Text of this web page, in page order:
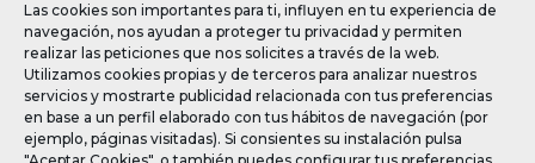
Las cookies son importantes para ti, influyen en tu experiencia de
navegación, nos ayudan a proteger tu privacidad y permiten
realizar las peticiones que nos solicites a través de la web.
Utilizamos cookies propias y de terceros para analizar nuestros
servicios y mostrarte publicidad relacionada con tus preferencias
en base a un perfil elaborado con tus hábitos de navegación (por
ejemplo, páginas visitadas). Si consientes su instalación pulsa
CONTACTO
SÍGUENOS